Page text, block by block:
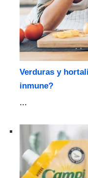
Verduras y
inmune?
...